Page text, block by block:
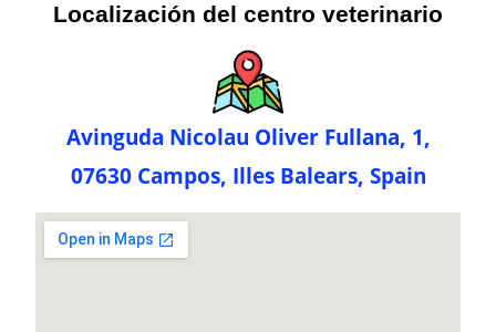
Localización del centro veterinario
Avinguda Nicolau Oliver Fullana, 1,
07630 Campos, Illes Balears, Spain